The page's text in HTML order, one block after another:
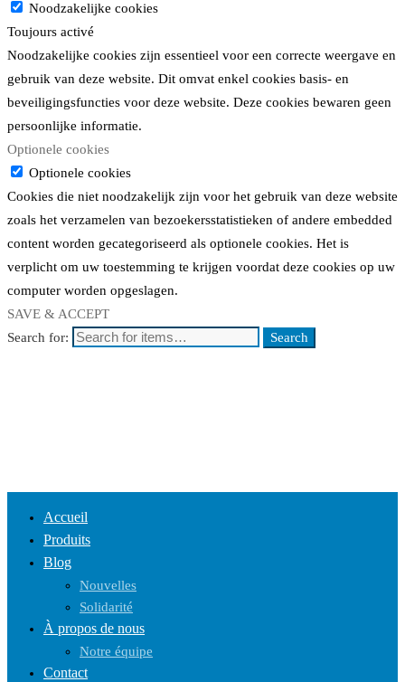
Noodzakelijke cookies
Toujours activé
Noodzakelijke cookies zijn essentieel voor een correcte weergave en
gebruik van deze website. Dit omvat enkel cookies basis- en
beveiligingsfuncties voor deze website. Deze cookies bewaren geen
persoonlijke informatie.
Optionele cookies
Optionele cookies
Cookies die niet noodzakelijk zijn voor het gebruik van deze website
zoals het verzamelen van bezoekersstatistieken of andere embedded
content worden gecategoriseerd als optionele cookies. Het is
verplicht om uw toestemming te krijgen voordat deze cookies op uw
computer worden opgeslagen.
SAVE & ACCEPT
Search for:
Search
Accueil
Produits
Blog
Nouvelles
Solidarité
À propos de nous
Notre équipe
Contact